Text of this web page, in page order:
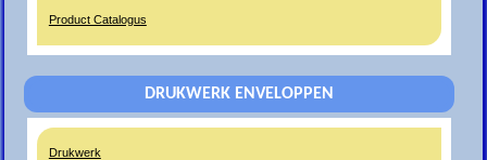
Product Catalogus
DRUKWERK ENVELOPPEN
Drukwerk